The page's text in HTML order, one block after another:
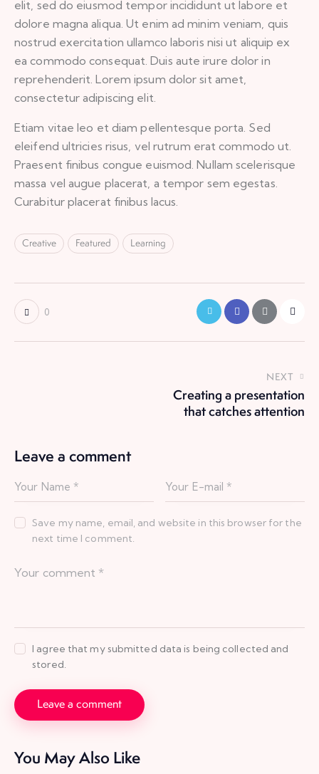
elit, sed do eiusmod tempor incididunt ut labore et
dolore magna aliqua. Ut enim ad minim veniam, quis
nostrud exercitation ullamco laboris nisi ut aliquip ex
ea commodo consequat. Duis aute irure dolor in
reprehenderit. Lorem ipsum dolor sit amet,
consectetur adipiscing elit.
Etiam vitae leo et diam pellentesque porta. Sed
eleifend ultricies risus, vel rutrum erat commodo ut.
Praesent finibus congue euismod. Nullam scelerisque
massa vel augue placerat, a tempor sem egestas.
Curabitur placerat finibus lacus.
Creative Featured Learning
0
NEXT
Creating a presentation
that catches attention
Leave a comment
Save my name, email, and website in this browser for the
next time I comment.
I agree that my submitted data is being collected and
stored.
You May Also Like